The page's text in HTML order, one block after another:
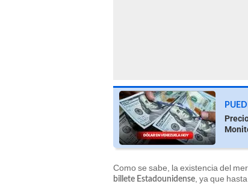
Como se sabe, la existencia del
billete Estadounidense , ya que